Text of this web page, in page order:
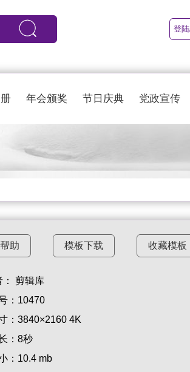
登
年会颁奖 节日庆典 党政宣传
助 模板下载 收藏模板
剪辑库
： 10470
： 3840×2160 4K
： 8秒
： 10.4 mb